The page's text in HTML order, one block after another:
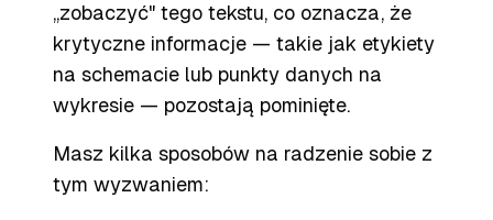
„zobaczyć" tego tekstu, co oznacza, że
krytyczne informacje — takie jak etykiety
na schemacie lub punkty danych na
wykresie — pozostają pominięte.
Masz kilka sposobów na radzenie sobie z
tym wyzwaniem: